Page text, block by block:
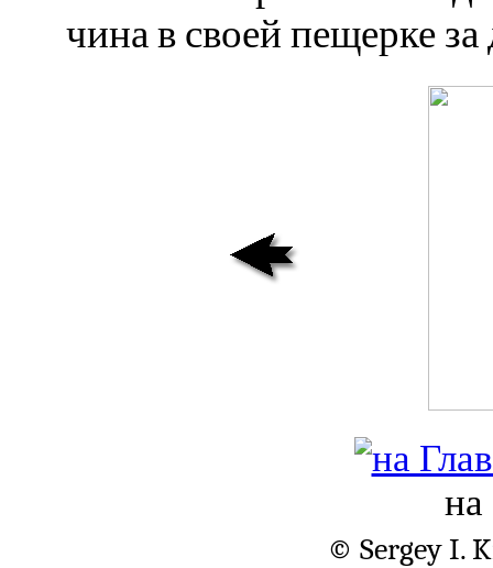
чина в своей пещерке
© Sergey I.